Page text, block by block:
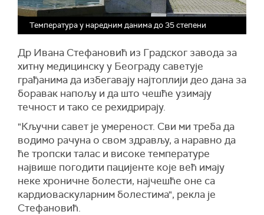
Температура у наредним данима до 35 степени
Др Ивана Стефановић из Градског завода за
хитну медицинску у Београду саветује
грађанима да избегавају најтоплији део дана за
боравак напољу и да што чешће узимају
течност и тако се рехидрирају.
"Кључни савет је умереност. Сви ми треба да
водимо рачуна о свом здрављу, а наравно да
ће тропски талас и високе температуре
највише погодити пацијенте које већ имају
неке хроничне болести, најчешће оне са
кардиоваскуларним болестима", рекла је
Стефановић.